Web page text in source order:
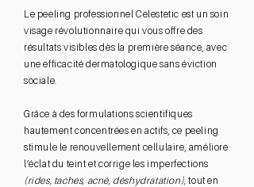
Le peeling professionnel Celestetic est un soin
visage révolutionnaire qui vous offre des
résultats visibles dès la première séance, avec
une efficacité dermatologique sans éviction
sociale.
Grâce à des formulations scientifiques
hautement concentrées en actifs, ce peeling
stimule le renouvellement cellulaire, améliore
l’éclat du teint et corrige les imperfections
(rides, taches, acné, déshydratation),tout en